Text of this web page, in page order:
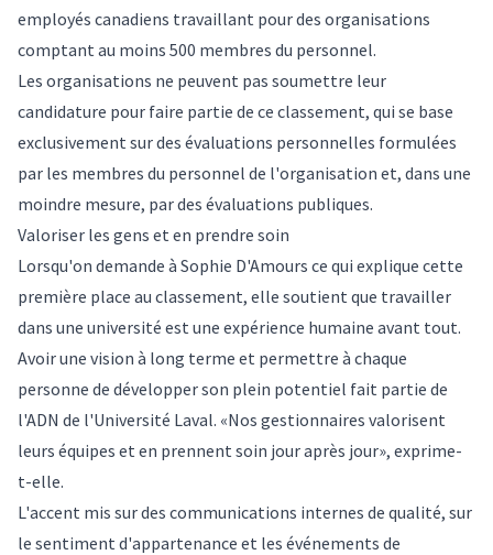
employés canadiens travaillant pour des organisations
comptant au moins 500 membres du personnel.
Les organisations ne peuvent pas soumettre leur
candidature pour faire partie de ce classement, qui se base
exclusivement sur des évaluations personnelles formulées
par les membres du personnel de l'organisation et, dans une
moindre mesure, par des évaluations publiques.
Valoriser les gens et en prendre soin
Lorsqu'on demande à Sophie D'Amours ce qui explique cette
première place au classement, elle soutient que travailler
dans une université est une expérience humaine avant tout.
Avoir une vision à long terme et permettre à chaque
personne de développer son plein potentiel fait partie de
l'ADN de l'Université Laval. «Nos gestionnaires valorisent
leurs équipes et en prennent soin jour après jour», exprime-
t-elle.
L'accent mis sur des communications internes de qualité, sur
le sentiment d'appartenance et les événements de